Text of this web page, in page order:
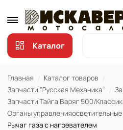
Каталог
Главная
Каталог товаров
Запчасти "Русская Механика"
Запчасти Тайга Варяг 500/
Органы
Рычаг газа с нагревателем